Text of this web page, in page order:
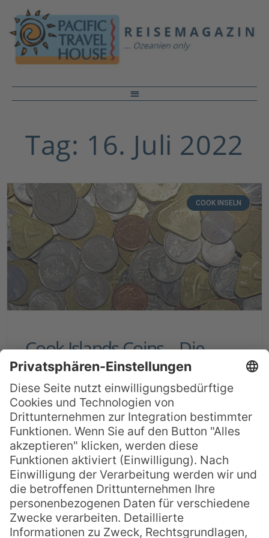
Tag: 16. Juli 2022
COOK INSELN
Cook Islands Coins – Die
verrücktesten Münzen der
Südsee
Sie möchten ein ganz besonderes
Souvenir von ihrem Cook Islands Urlaub
mitbringen? Dann haben wir hier eine
echten Insidertipps für Sie: Begeben Sie
sich auf die Suche nach den legendären
Cook Islands Coins! Eigentlich wird auf